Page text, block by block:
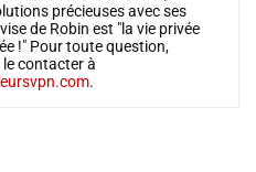
précieuses avec ses
de Robin est "la vie privée
!" Pour toute question,
le contacter à
.